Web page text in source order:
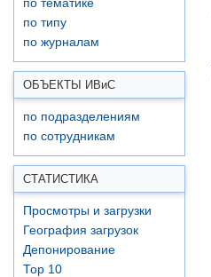
по тематике
по типу
по журналам
ОБЪЕКТЫ ИВиС
по подразделениям
по сотрудникам
СТАТИСТИКА
Просмотры и загрузки
География загрузок
Депонирование
Top 10